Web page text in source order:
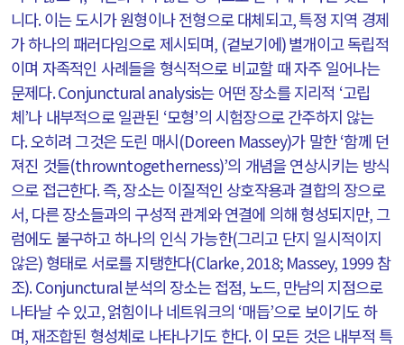
니다.이는 도시가 원형이나 전형으로 대체되고,특정 지역 경제
가 하나의 패러다임으로 제시되며, (겉보기에)별개이고 독립적
이며 자족적인 사례들을 형식적으로 비교할 때 자주 일어나는
문제다. Conjunctural analysis는 어떤 장소를 지리적 ‘고립
체’나 내부적으로 일관된 ‘모형’의 시험장으로 간주하지 않는
다.오히려 그것은 도린 매시(Doreen Massey)가 말한‘함께 던
져진 것들(throwntogetherness)’의 개념을 연상시키는 방식
으로 접근한다.즉,장소는 이질적인 상호작용과 결합의 장으로
서, 다른 장소들과의 구성적 관계와 연결에 의해 형성되지만,그
럼에도 불구하고 하나의 인식 가능한(그리고 단지 일시적이지
않은) 형태로 서로를 지탱한다(Clarke, 2018; Massey, 1999 참
조). Conjunctural분석의 장소는 접점, 노드, 만남의 지점으로
나타날 수 있고,얽힘이나 네트워크의 ‘매듭’으로 보이기도 하
며,재조합된 형성체로 나타나기도 한다.이 모든 것은 내부적 특